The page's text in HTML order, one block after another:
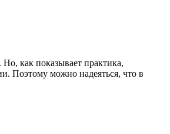
как показывает практика,
Поэтому можно надеяться, что в